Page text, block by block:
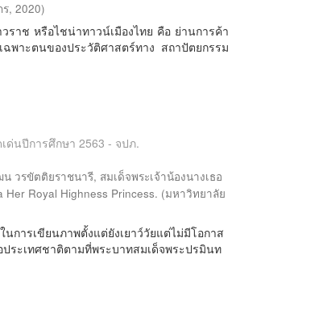
,2020)
ราช หรือไชน่าทาวน์เมืองไทย คือ ย่านการค้า
พาะตนของประวัติศาสตร์ทาง สถาปัตยกรรม
ด่นปีการศึกษา 2563 - จปภ.
รขัตติยราชนารี, สมเด็จพระเจ้าน้องนางเธอ
Royal Highness Princess. (มหาวิทยาลัย
การเขียนภาพตั้งแต่ยังเยาว์วัยแต่ไม่มีโอกาส
ประเทศชาติตามที่พระบาทสมเด็จพระปรมินท